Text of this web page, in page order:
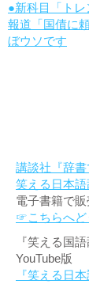
●新科目「ト
報道「国債に
ぼウソです
講談社『辞
笑える日本語
電子書籍で販
☞こちらへど
『笑える国
YouTube版
『笑える日本